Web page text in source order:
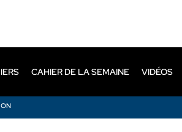
CAHIER DE LA SEMAINE VIDÉOS